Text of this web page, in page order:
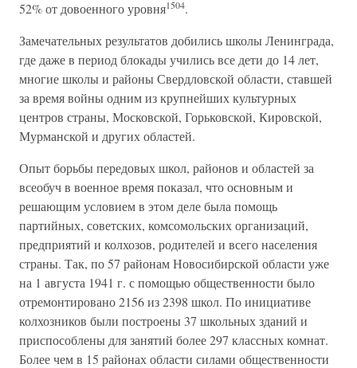
52% от довоенного уровня1504.
Замечательных результатов добились школы Ленинграда,
где даже в период блокады учились все дети до 14 лет,
многие школы и районы Свердловской области, ставшей
за время войны одним из крупнейших культурных
центров страны, Московской, Горьковской, Кировской,
Мурманской и других областей.
Опыт борьбы передовых школ, районов и областей за
всеобуч в военное время показал, что основным и
решающим условием в этом деле была помощь
партийных, советских, комсомольских организаций,
предприятий и колхозов, родителей и всего населения
страны. Так, по 57 районам Новосибирской области уже
на 1 августа 1941 г. с помощью общественности было
отремонтировано 2156 из 2398 школ. По инициативе
колхозников были построены 37 школьных зданий и
приспособлены для занятий более 297 классных комнат.
Более чем в 15 районах области силами общественности